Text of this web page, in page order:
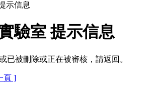
示信息
驗室 提示信息
已被刪除或正在被審核，請返回。
頁 ]